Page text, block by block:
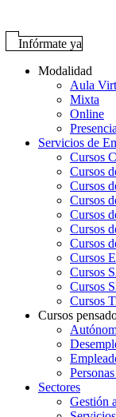
Infórmate ya
Modalidad
Aula
Mixta
Online
Servicios de
Cursos
Cursos
Cursos
Cursos
Cursos
Cursos
Cursos
Cursos
Cursos
Cursos
Cursos
Cursos
Sectores
Gestión